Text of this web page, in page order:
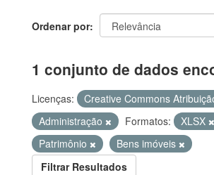
Ordenar por
1 conjunto de dados
Licenças: Creative Commons
Administração
Formatos: XLSX
Patrimônio
Bens imóveis
Filtrar Resultados